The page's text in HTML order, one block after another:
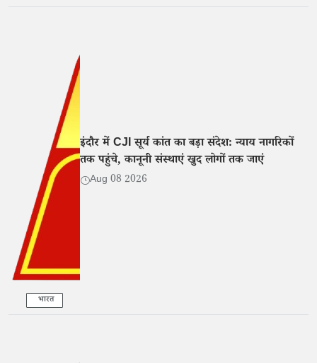
भारत
इंदौर में CJI सूर्य कांत का बड़ा संदेश: न्याय नागरिकों
तक पहुंचे, कानूनी संस्थाएं खुद लोगों तक जाएं
Aug 08 2026